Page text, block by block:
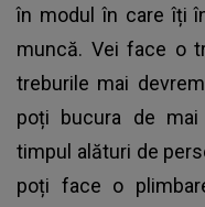
în modul în care îți
muncă. Vei face o
treburile mai
poți bucura de
timpul alături de
poți face o